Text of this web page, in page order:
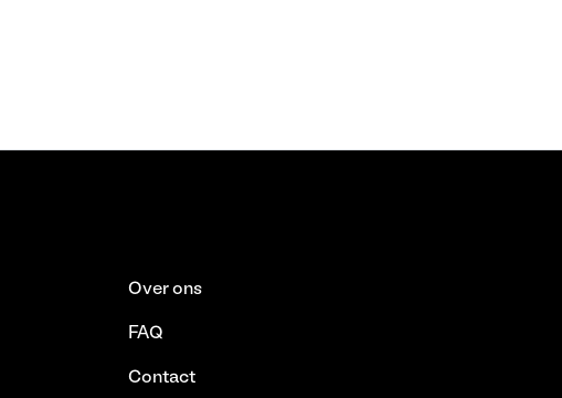
Over ons
FAQ
Contact